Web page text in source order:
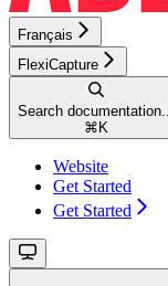
Français
FlexiCapture
Search documentation...
⌘ K
Website
Get Started
Get Started